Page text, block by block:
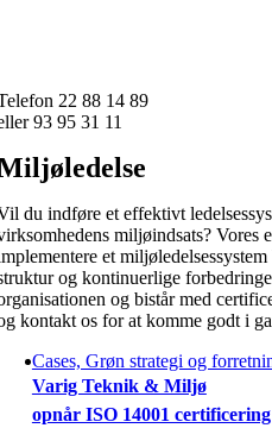
22 88 14 89
93 95 31 11
du indføre et effektivt
miljøindsats? Vores
et
og kontinuerlige
og bistår med
kontakt os for at komme godt i
Cases, Grøn strategi og
Varig Teknik & Miljø
opnår ISO 14001 certificering